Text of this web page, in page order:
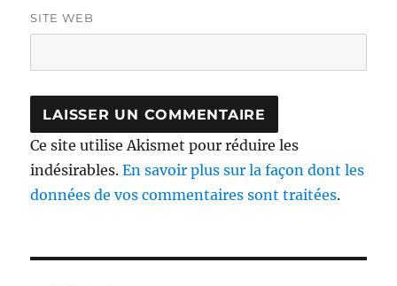
SITE WEB
Ce site utilise Akismet pour réduire les
indésirables.En savoir plus sur la façon dont les
données de vos commentaires sont traitées.